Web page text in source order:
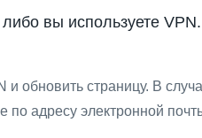
вы используете VPN.
обновить страницу. В
адресу электронной